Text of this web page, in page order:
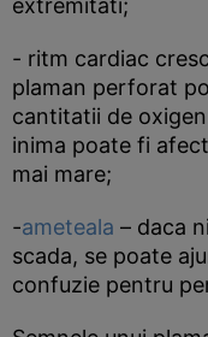
extremitati;
- ritm cardiac
plaman perforat
cantitatii de
inima poate fi
mai mare;
-ameteala – daca
scada, se poate
confuzie pentru